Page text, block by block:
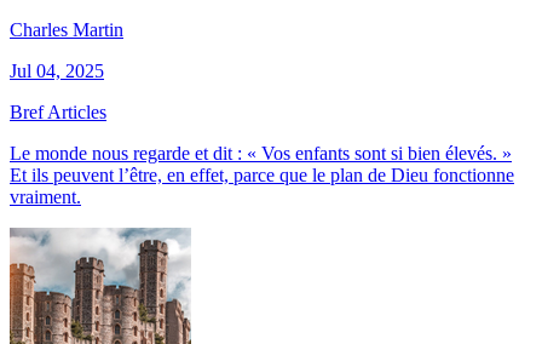
Charles Martin
Jul 04, 2025
Bref Articles
Le monde nous regarde et dit : « Vos enfants sont si bien élevés. »
Et ils peuvent l’être, en effet, parce que le plan de Dieu fonctionne
vraiment.